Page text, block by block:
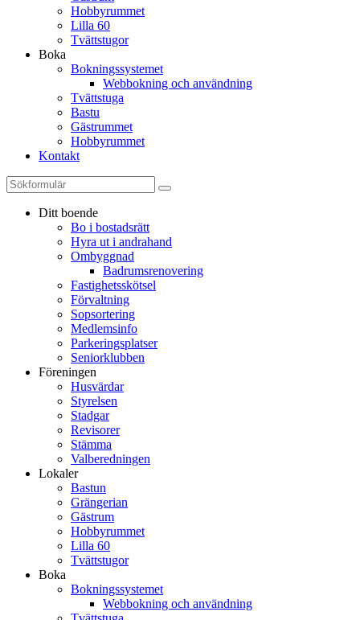
Hobbyrummet
Lilla 60
Tvättstugor
Boka
Bokningssystemet
Webbokning och användning
Tvättstuga
Bastu
Gästrummet
Hobbyrummet
Kontakt
Ditt boende
Bo i bostadsrätt
Hyra ut i andrahand
Ombyggnad
Badrumsrenovering
Fastighetsskötsel
Förvaltning
Sopsortering
Medlemsinfo
Parkeringsplatser
Seniorklubben
Föreningen
Husvärdar
Styrelsen
Stadgar
Revisorer
Stämma
Valberedningen
Lokaler
Bastun
Grängerian
Gästrum
Hobbyrummet
Lilla 60
Tvättstugor
Boka
Bokningssystemet
Webbokning och användning